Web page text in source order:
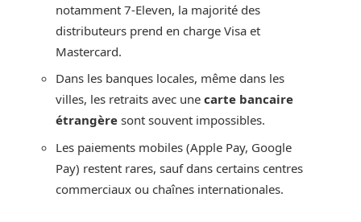
notamment 7-Eleven, la majorité des
distributeurs prend en charge Visa et
Mastercard.
Dans les banques locales, même dans les
villes, les retraits avec une carte bancaire
étrangère sont souvent impossibles.
Les paiements mobiles (Apple Pay, Google
Pay) restent rares, sauf dans certains centres
commerciaux ou chaînes internationales.